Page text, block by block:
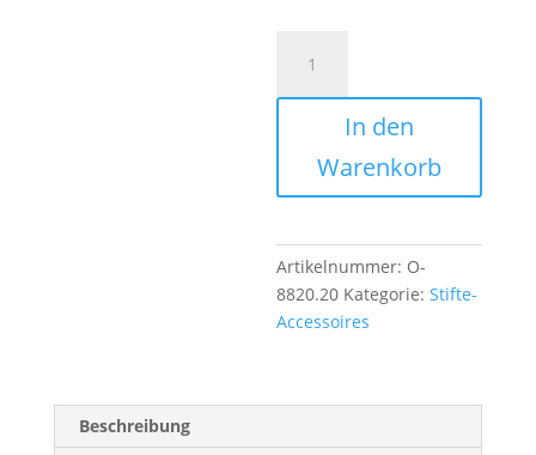
SCHMALER
HUNTER
In den
Warenkorb
t
e
n
i
v
Artikelnummer: O-
8820.20 Kategorie:Stifte-
Accessoires
Beschreibung